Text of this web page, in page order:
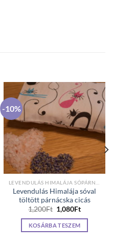
-10%
Levendulás Himalája sóval
töltött párnácska cicás
1,200Ft Original
price
was:
1,200Ft.
1,080FtCurrent
is:
KOSÁRBA TESZEM